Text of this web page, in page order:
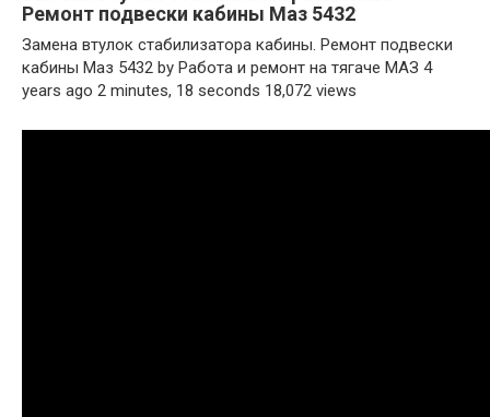
Ремонт подвески кабины Маз 5432
Замена втулок стабилизатора кабины. Ремонт подвески
кабины Маз 5432 by Работа и ремонт на тягаче МАЗ 4
years ago 2 minutes, 18 seconds 18,072 views